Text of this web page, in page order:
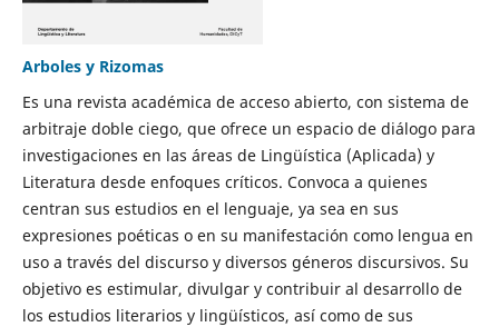
Arboles y Rizomas
Es una revista académica de acceso abierto, con sistema de
arbitraje doble ciego, que ofrece un espacio de diálogo para
investigaciones en las áreas de Lingüística (Aplicada) y
Literatura desde enfoques críticos. Convoca a quienes
centran sus estudios en el lenguaje, ya sea en sus
expresiones poéticas o en su manifestación como lengua en
uso a través del discurso y diversos géneros discursivos. Su
objetivo es estimular, divulgar y contribuir al desarrollo de
los estudios literarios y lingüísticos, así como de sus